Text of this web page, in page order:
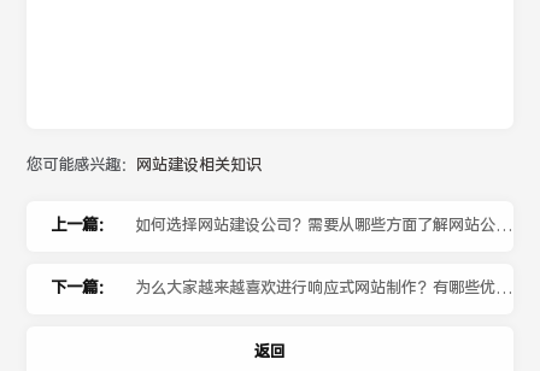
您可能感兴趣： 网站建设相关知识
上一篇： 如何选择网站建设公司？需要从哪些方面了解网站公司
的情况？
下一篇： 为么大家越来越喜欢进行响应式网站制作？有哪些优
返回